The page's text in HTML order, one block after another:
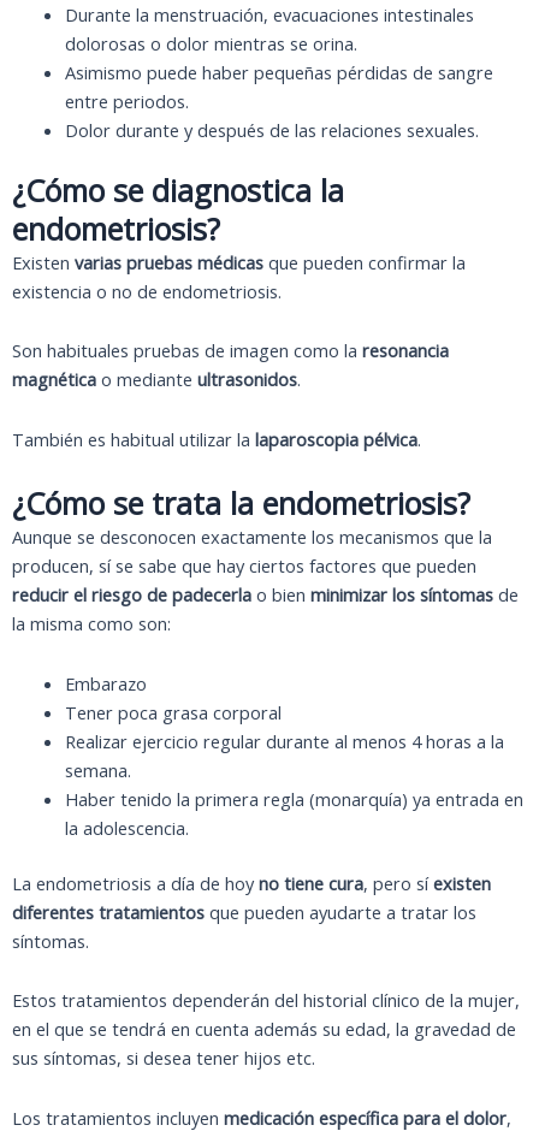
Durante la menstruación, evacuaciones intestinales
dolorosas o dolor mientras se orina.
Asimismo puede haber pequeñas pérdidas de sangre
entre periodos.
Dolor durante y después de las relaciones sexuales.
¿Cómo se diagnostica la
endometriosis?
Existen varias pruebas médicas que pueden confirmar la
existencia o no de endometriosis.
Son habituales pruebas de imagen como la resonancia
magnética o mediante ultrasonidos.
También es habitual utilizar la laparoscopia pélvica.
¿Cómo se trata la endometriosis?
Aunque se desconocen exactamente los mecanismos que la
producen, sí se sabe que hay ciertos factores que pueden
reducir el riesgo de padecerla o bien minimizar los síntomas de
la misma como son:
Embarazo
Tener poca grasa corporal
Realizar ejercicio regular durante al menos 4 horas a la
semana.
Haber tenido la primera regla (monarquía) ya entrada en
la adolescencia.
La endometriosis a día de hoyno tiene cura, pero síexisten
diferentes tratamientos que pueden ayudarte a tratar los
síntomas.
Estos tratamientos dependerán del historial clínico de la mujer,
en el que se tendrá en cuenta además su edad, la gravedad de
sus síntomas, si desea tener hijos etc.
Los tratamientos incluyen medicación específica para el dolor,